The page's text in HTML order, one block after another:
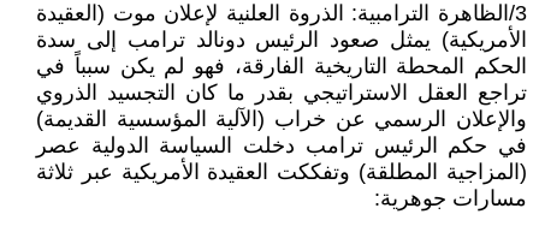
3/الظاهرة الترامبية: الذروة العلنية لإعلان موت (العقيدة
الأمريكية) يمثل صعود الرئيس دونالد ترامب إلى سدة
الحكم المحطة التاريخية الفارقة، فهو لم يكن سبباً في
تراجع العقل الاستراتيجي بقدر ما كان التجسيد الذروي
والإعلان الرسمي عن خراب (الآلية المؤسسية القديمة)
في حكم الرئيس ترامب دخلت السياسة الدولية عصر
(المزاجية المطلقة) وتفككت العقيدة الأمريكية عبر ثلاثة
مسارات جوهرية: